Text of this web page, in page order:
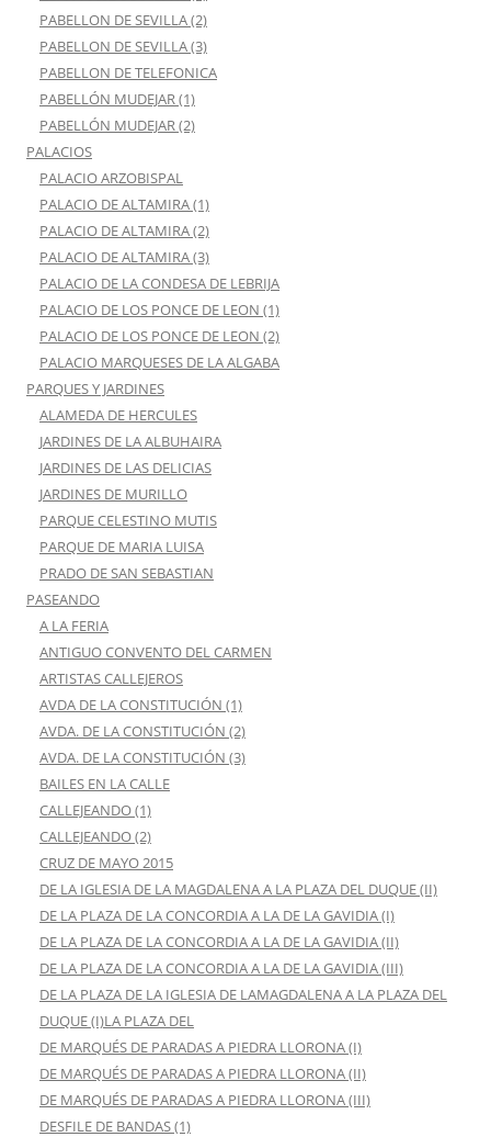
PABELLON DE SEVILLA (2)
PABELLON DE SEVILLA (3)
PABELLON DE TELEFONICA
PABELLÓN MUDEJAR (1)
PABELLÓN MUDEJAR (2)
PALACIOS
PALACIO ARZOBISPAL
PALACIO DE ALTAMIRA (1)
PALACIO DE ALTAMIRA (2)
PALACIO DE ALTAMIRA (3)
PALACIO DE LA CONDESA DE LEBRIJA
PALACIO DE LOS PONCE DE LEON (1)
PALACIO DE LOS PONCE DE LEON (2)
PALACIO MARQUESES DE LA ALGABA
PARQUES Y JARDINES
ALAMEDA DE HERCULES
JARDINES DE LA ALBUHAIRA
JARDINES DE LAS DELICIAS
JARDINES DE MURILLO
PARQUE CELESTINO MUTIS
PARQUE DE MARIA LUISA
PRADO DE SAN SEBASTIAN
PASEANDO
A LA FERIA
ANTIGUO CONVENTO DEL CARMEN
ARTISTAS CALLEJEROS
AVDA DE LA CONSTITUCIÓN (1)
AVDA. DE LA CONSTITUCIÓN (2)
AVDA. DE LA CONSTITUCIÓN (3)
BAILES EN LA CALLE
CALLEJEANDO (1)
CALLEJEANDO (2)
CRUZ DE MAYO 2015
DE LA IGLESIA DE LA MAGDALENA A LA PLAZA DEL DUQUE (II)
DE LA PLAZA DE LA CONCORDIA A LA DE LA GAVIDIA (I)
DE LA PLAZA DE LA CONCORDIA A LA DE LA GAVIDIA (II)
DE LA PLAZA DE LA CONCORDIA A LA DE LA GAVIDIA (III)
DE LA PLAZA DE LA IGLESIA DE LAMAGDALENA A LA PLAZA DEL
DUQUE (I)LA PLAZA DEL
DE MARQUÉS DE PARADAS A PIEDRA LLORONA (I)
DE MARQUÉS DE PARADAS A PIEDRA LLORONA (II)
DE MARQUÉS DE PARADAS A PIEDRA LLORONA (III)
DESFILE DE BANDAS (1)